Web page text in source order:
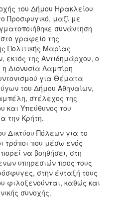
του Δήμου Ηρακλείου
Προσφυγικό, μαζί με
συνάντηση
γραφείο της
Πολιτικής Μαρίας
της Αντιδημάρχου, ο
Διονυσία Λαμπίρη
για Θέματα
του Δήμου Αθηναίων,
στέλεχος της
και Υπεύθυνος του
την Κρήτη.
Δικτύου Πόλεων για το
τρόποι που μέσω ενός
να βοηθήσει, στη
υπηρεσιών προς τους
στην ένταξή τους
φιλοξενούνται, καθώς και
συνοχής.